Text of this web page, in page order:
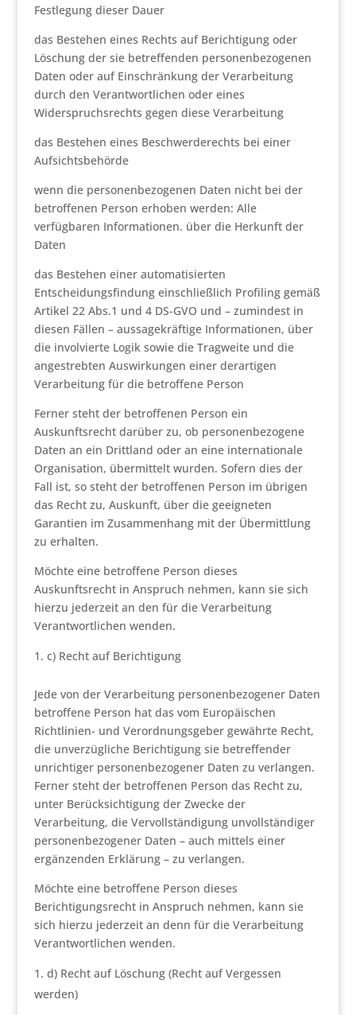
Festlegung dieser Dauer
das Bestehen eines Rechts auf Berichtigung oder
Löschung der sie betreffenden personenbezogenen
Daten oder auf Einschränkung der Verarbeitung
durch den Verantwortlichen oder eines
Widerspruchsrechts gegen diese Verarbeitung
das Bestehen eines Beschwerderechts bei einer
Aufsichtsbehörde
wenn die personenbezogenen Daten nicht bei der
betroffenen Person erhoben werden: Alle
verfügbaren Informationen. über die Herkunft der
Daten
das Bestehen einer automatisierten
Entscheidungsfindung einschließlich Profiling gemäß
Artikel 22 Abs.1 und 4 DS-GVO und – zumindest in
diesen Fällen – aussagekräftige Informationen, über
die involvierte Logik sowie die Tragweite und die
angestrebten Auswirkungen einer derartigen
Verarbeitung für die betroffene Person
Ferner steht der betroffenen Person ein
Auskunftsrecht darüber zu, ob personenbezogene
Daten an ein Drittland oder an eine internationale
Organisation, übermittelt wurden. Sofern dies der
Fall ist, so steht der betroffenen Person im übrigen
das Recht zu, Auskunft, über die geeigneten
Garantien im Zusammenhang mit der Übermittlung
zu erhalten.
Möchte eine betroffene Person dieses
Auskunftsrecht in Anspruch nehmen, kann sie sich
hierzu jederzeit an den für die Verarbeitung
Verantwortlichen wenden.
c) Recht auf Berichtigung
Jede von der Verarbeitung personenbezogener Daten
betroffene Person hat das vom Europäischen
Richtlinien- und Verordnungsgeber gewährte Recht,
die unverzügliche Berichtigung sie betreffender
unrichtiger personenbezogener Daten zu verlangen.
Ferner steht der betroffenen Person das Recht zu,
unter Berücksichtigung der Zwecke der
Verarbeitung, die Vervollständigung unvollständiger
personenbezogener Daten – auch mittels einer
ergänzenden Erklärung – zu verlangen.
Möchte eine betroffene Person dieses
Berichtigungsrecht in Anspruch nehmen, kann sie
sich hierzu jederzeit an denn für die Verarbeitung
Verantwortlichen wenden.
d) Recht auf Löschung (Recht auf Vergessen
werden)